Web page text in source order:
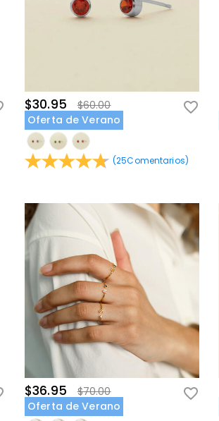
$30.95
$60.00
Oferta de Verano
(25Comentarios)
$36.95
$70.00
Oferta de Verano